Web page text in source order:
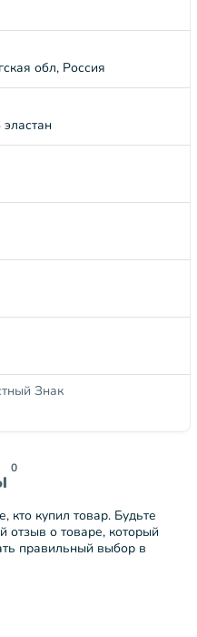
обл, Россия
Знак
0
кто купил товар. Будьте
отзыв о товаре, который
правильный выбор в